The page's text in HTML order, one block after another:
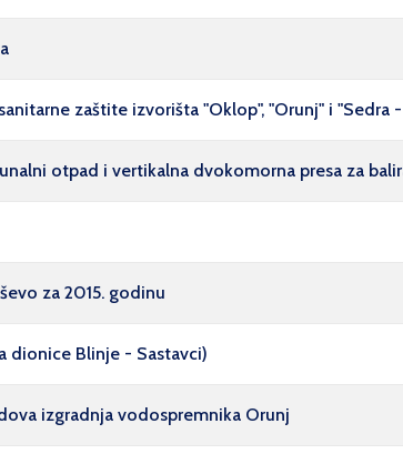
zaštite izvorišta "Oklop", "Orunj" i "Sedra -
otpad i vertikalna dvokomorna presa za
za 2015. godinu
dionice Blinje - Sastavci)
izgradnja vodospremnika Orunj